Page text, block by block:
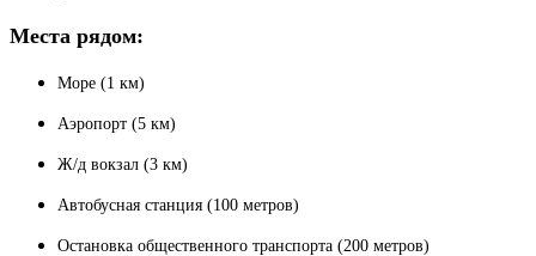
Места рядом:
Море (1 км)
Аэропорт (5 км)
Ж/д вокзал (3 км)
Автобусная станция (100 метров)
Остановка общественного транспорта (200 метров)